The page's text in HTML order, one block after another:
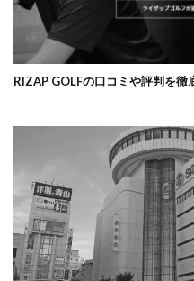
RIZAP GOLFの口コミや評判を徹